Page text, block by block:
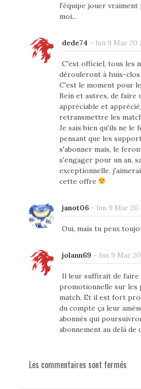
l'équipe jouer vraiment
moi...
dede74 - lun 9 Mar 20
C'est officiel, tous les
dérouleront à huis-clos
C'est le moment pour
Bein et autres, de faire
appréciable et
retransmettre les
Je sais bien qu'ils ne le
pensant que les
s'abonner mais, le
s'engager pour un an,
exceptionnelle,
cette offre
janot06- lun 9 Mar 20
Oui, mais tu peux
jolann69 - lun 9 Mar
Il leur suffirait de faire
promotionnelle sur les
match. Et il est fort
du compte ça leur
abonnés qui
abonnement au delà de
Les commentaires sont fermés